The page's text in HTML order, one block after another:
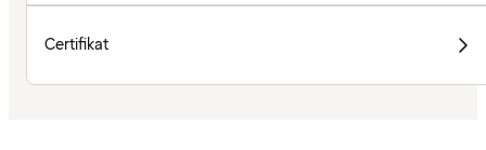
Certifikat